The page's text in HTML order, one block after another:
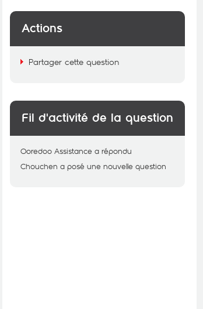
Actions
Partager cette question
Fil d'activité de la question
Ooredoo Assistance a répondu
Chouchen a posé une nouvelle question